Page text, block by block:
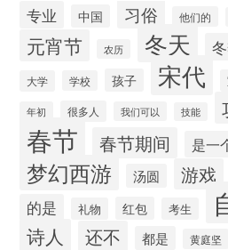
专业 中国 习俗 他们的
元宵节 农历 冬天
大学 学校 孩子 宋代
年初 很多人 我们可以 技能
春节 春节期间 是一
梦幻西游 汤圆 游戏
的是 礼物 红包 考生
诗人 还不 都是 黄庭坚